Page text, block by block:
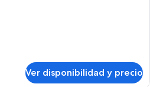
Ver disponibilidad y precio